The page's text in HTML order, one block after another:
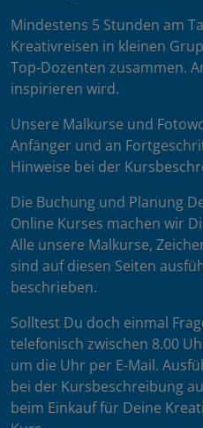
Mindestens 5 Stunden am
Kreativreisen in kleinen
Top-Dozenten zusammen.
inspirieren wird.
Unsere Malkurse und
Anfänger und an
Hinweise bei der
Die Buchung und Planung
Online Kurses machen wir
Alle unsere Malkurse,
sind auf diesen Seiten
beschrieben.
Solltest Du doch einmal
telefonisch zwischen 8.00
um die Uhr per E-Mail.
bei der Kursbeschreibung
beim Einkauf für Deine